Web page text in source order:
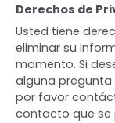
Derechos de
Usted tiene
eliminar su
momento. Si
alguna
por favor
contacto que se